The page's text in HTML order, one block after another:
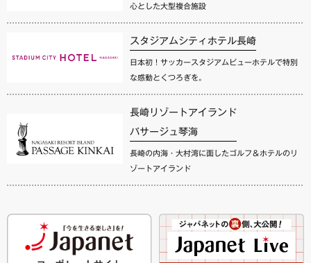
心とした大型複合施設
スタジアムシティホテル長崎
日本初！サッカースタジアムビューホテルで特別
な感動とくつろぎを。
長崎リゾートアイランド
パサージュ琴海
長崎の内海・大村湾に面したゴルフ＆ホテルのリ
ゾートアイランド